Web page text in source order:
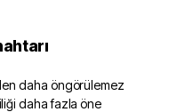
daha öngörülemez
daha fazla öne